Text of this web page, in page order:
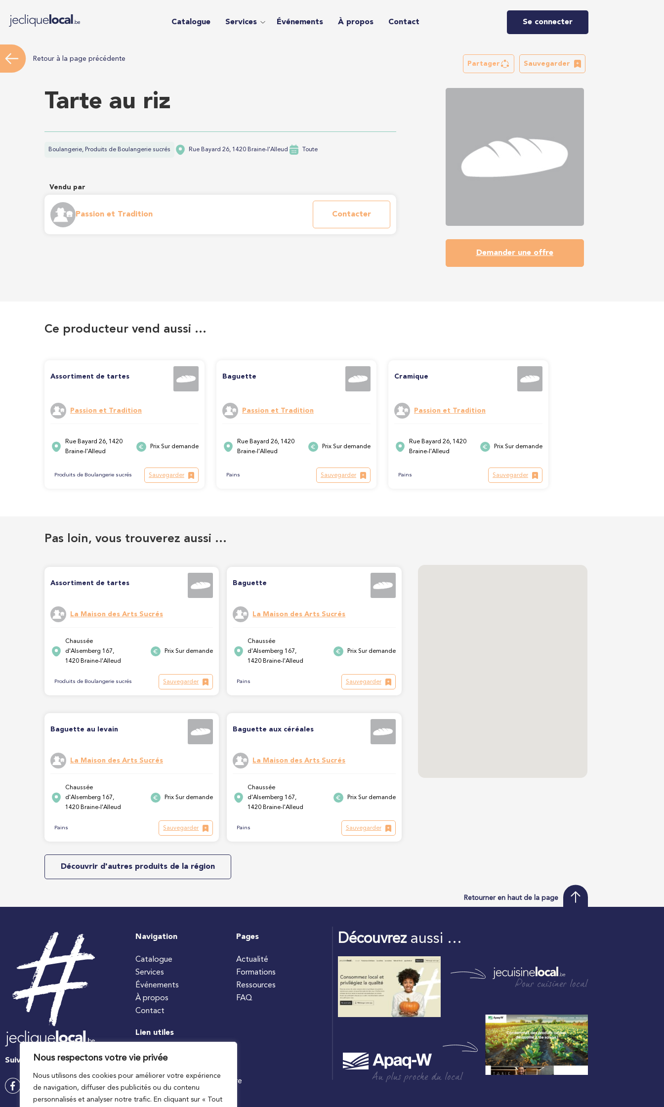
Nous respectons votre vie privée
Nous utilisons des cookies pour améliorer votre expérience
de navigation, diffuser des publicités ou du contenu
personnalisés et analyser notre trafic. En cliquant sur « Tout
Catalogue Services Événements À propos Contact Se connecter
Retour à la page précédente
Partager Sauvegarder
Tarte au riz
Boulangerie, Produits de Boulangerie sucrés Rue Bayard 26, 1420 Braine-l'Alleud Toute
Vendu par
Passion et Tradition Contacter
Demander une offre
Ce producteur vend aussi …
Assortiment de tartes
Passion et Tradition
Rue Bayard 26, 1420
Braine-l'Alleud
Prix Sur demande
Produits de Boulangerie sucrés Sauvegarder
Baguette
Passion et Tradition
Rue Bayard 26, 1420
Braine-l'Alleud
Prix Sur demande
Pains Sauvegarder
Cramique
Passion et Tradition
Rue Bayard 26, 1420
Braine-l'Alleud
Prix Sur demande
Pains Sauvegarder
Pas loin, vous trouverez aussi …
Assortiment de tartes
La Maison des Arts Sucrés
Chaussée
d'Alsemberg 167,
1420 Braine-l'Alleud
Prix Sur demande
Produits de Boulangerie sucrés Sauvegarder
Baguette
La Maison des Arts Sucrés
Chaussée
d'Alsemberg 167,
1420 Braine-l'Alleud
Prix Sur demande
Pains Sauvegarder
Baguette au levain
La Maison des Arts Sucrés
Chaussée
d'Alsemberg 167,
1420 Braine-l'Alleud
Prix Sur demande
Pains Sauvegarder
Baguette aux céréales
La Maison des Arts Sucrés
Chaussée
d'Alsemberg 167,
1420 Braine-l'Alleud
Prix Sur demande
Pains Sauvegarder
Découvrir d'autres produits de la région
Retourner en haut de la page
Suivez-nous
Navigation
Catalogue
Services
Événements
À propos
Contact
Pages
Actualité
Formations
Ressources
FAQ
Lien utiles
#jecuisinelocal
Ministre wallon de l’agriculture
Découvrezaussi …
Pour cuisiner local
Au plus proche du local